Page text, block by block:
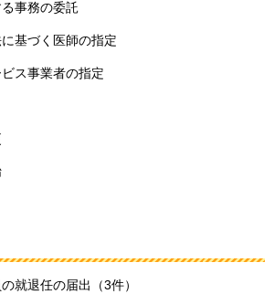
事務の委託
基づく医師の指定
ス事業者の指定
就退任の届出（3件）